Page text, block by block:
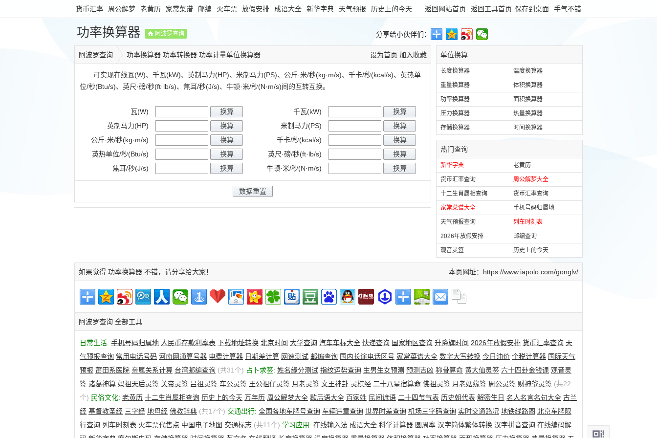
货币汇率 周公解梦 老黄历 家常菜谱 邮编 火车票 放假安排 成语大全 新华字典 天气预报 历史上的今天 返回网站首页 返回工具首页 保存到桌面 手气不错
功率换算器 阿波罗查询 分享给小伙伴们：
阿波罗查询 功率换算器 功率转换器 功率计量单位换算器 设为首页 加入收藏
可实现在线瓦(W)、千瓦(kW)、英制马力(HP)、米制马力(PS)、公斤·米/秒(kg·m/s)、千卡/秒(kcal/s)、英热单
位/秒(Btu/s)、英尺·磅/秒(ft·lb/s)、焦耳/秒(J/s)、牛顿·米/秒(N·m/s)间的互转互换。
瓦(W)
千瓦(kW)
英制马力(HP)
米制马力(PS)
公斤·米/秒(kg·m/s)
千卡/秒(kcal/s)
英热单位/秒(Btu/s)
英尺·磅/秒(ft·lb/s)
焦耳/秒(J/s)
牛顿·米/秒(N·m/s)
单位换算
长度换算器 温度换算器
重量换算器 体积换算器
功率换算器 面积换算器
压力换算器 热量换算器
存储换算器 时间换算器
热门查询
新华字典 老黄历
货币汇率查询 周公解梦大全
十二生肖属相查询 货币汇率查询
家常菜谱大全 手机号码归属地
天气预报查询 列车时刻表
2026年放假安排 邮编查询
观音灵签 历史上的今天
如果觉得 功率换算器 不错，请分享给大家！ 本页网址： https://www.iapolo.com/gonglv/
阿波罗查询 全部工具
日常生活: 手机号码归属地 人民币存款利率表 下载地址转换 北京时间 大学查询 汽车车标大全 快递查询 国家地区查询 升降旗时间 2026年放假安排 货币汇率查询 天
气预报查询 常用电话号码 河南网通算号器 电费计算器 日期差计算 网速测试 邮编查询 国内长途电话区号 家常菜谱大全 数字大写转换 今日油价 个税计算器 国际天气
预报 莆田系医院 亲属关系计算 台湾邮编查询 (共31个) 占卜求签: 姓名缘分测试 指纹运势查询 生男生女预测 预测吉凶 称骨算命 黄大仙灵签 六十四卦金钱课 观音灵
签 诸葛神算 妈祖天后灵签 关帝灵签 吕祖灵签 车公灵签 王公祖仔灵签 月老灵签 文王神卦 灵棋经 二十八星宿算命 佛祖灵签 月老姻缘签 周公灵签 财神爷灵签 (共22
个) 民俗文化: 老黄历 十二生肖属相查询 历史上的今天 万年历 周公解梦大全 歇后语大全 百家姓 民间谚语 二十四节气表 历史朝代表 解密生日 名人名言名句大全 古兰
经 基督教圣经 三字经 地母经 佛教辞典 (共17个) 交通出行: 全国各地车牌号查询 车辆违章查询 世界时差查询 机场三字码查询 实时交通路况 地铁线路图 北京车牌限
行查询 列车时刻表 火车票代售点 中国电子地图 交通标志 (共11个) 学习应用: 在线输入法 成语大全 科学计算器 圆周率 汉字简体繁体转换 汉字拼音查询 在线编码解